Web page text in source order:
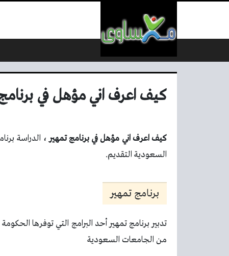
كيف اعرف اني مؤهل في
كيف اعرف اني مؤهل في برنامج تمهير ، الدراسة
السعودية التقديم.
برنامج تمهير
تدبير برنامج تمهير أحد البرامج التي توفرها
من الجامعات السعودية